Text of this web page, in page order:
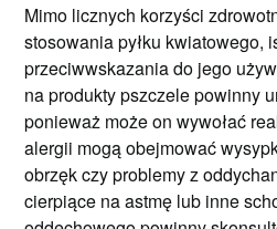
Mimo licznych korzyści
stosowania pyłku kwiatowego,
przeciwwskazania do jego
na produkty pszczele powinny
ponieważ może on wywołać
alergii mogą obejmować
obrzęk czy problemy z
cierpiące na astmę lub inne